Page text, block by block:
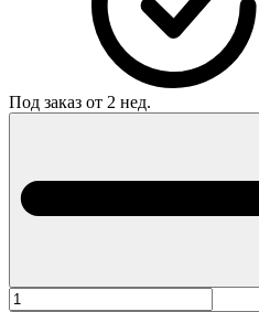
Под заказ от 2 нед.